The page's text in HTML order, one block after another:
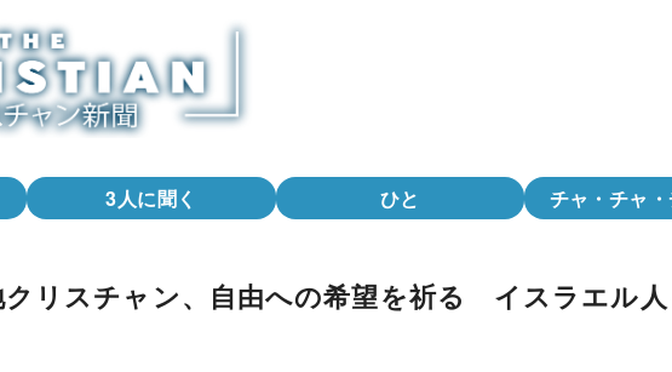
3人に聞く ひと チャ・チャ
リスチャン、自由への希望を祈る イスラエル人